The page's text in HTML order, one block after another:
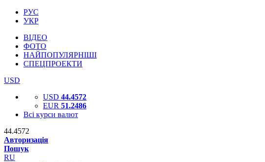
РУС
УКР
ВІДЕО
ФОТО
НАЙПОПУЛЯРНІШІ
СПЕЦПРОЕКТИ
USD
USD 44.4572
EUR 51.2486
Всі курси валют
44.4572
Авторизація
Пошук
RU